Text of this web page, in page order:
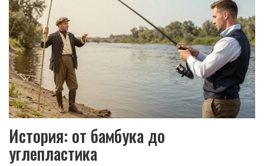
История: от бамбука до
углепластика